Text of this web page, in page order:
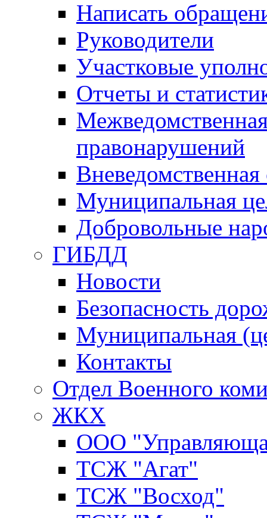
Написать
Руководители
Участковые
Отчеты и
правонарушений
Вневедомственная
Муниципальная
Добровольные
ГИБДД
Новости
Безопасность
Муниципальная
Контакты
Отдел Военного
ЖКХ
ООО
ТСЖ "Агат"
ТСЖ "Восход"